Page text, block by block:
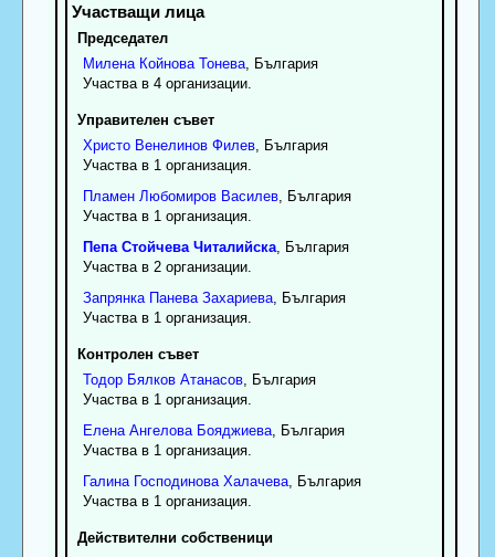
Председател
Милена Койнова Тонева, България
Участва в 4 организации.
Управителен съвет
Христо Венелинов Филев, България
Участва в 1 организация.
Пламен Любомиров Василев, България
Участва в 1 организация.
Пепа Стойчева Читалийска, България
Участва в 2 организации.
Запрянка Панева Захариева, България
Участва в 1 организация.
Контролен съвет
Тодор Бялков Атанасов, България
Участва в 1 организация.
Елена Ангелова Бояджиева, България
Участва в 1 организация.
Галина Господинова Халачева, България
Участва в 1 организация.
Действителни собственици